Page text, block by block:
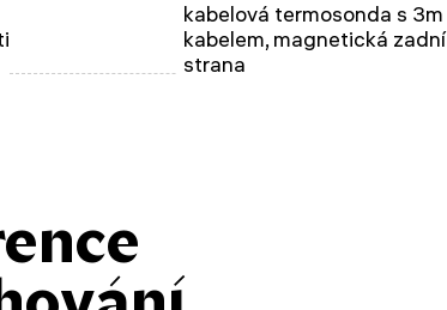
kabelová termosonda s 3m
kabelem, magnetická zadní
strana